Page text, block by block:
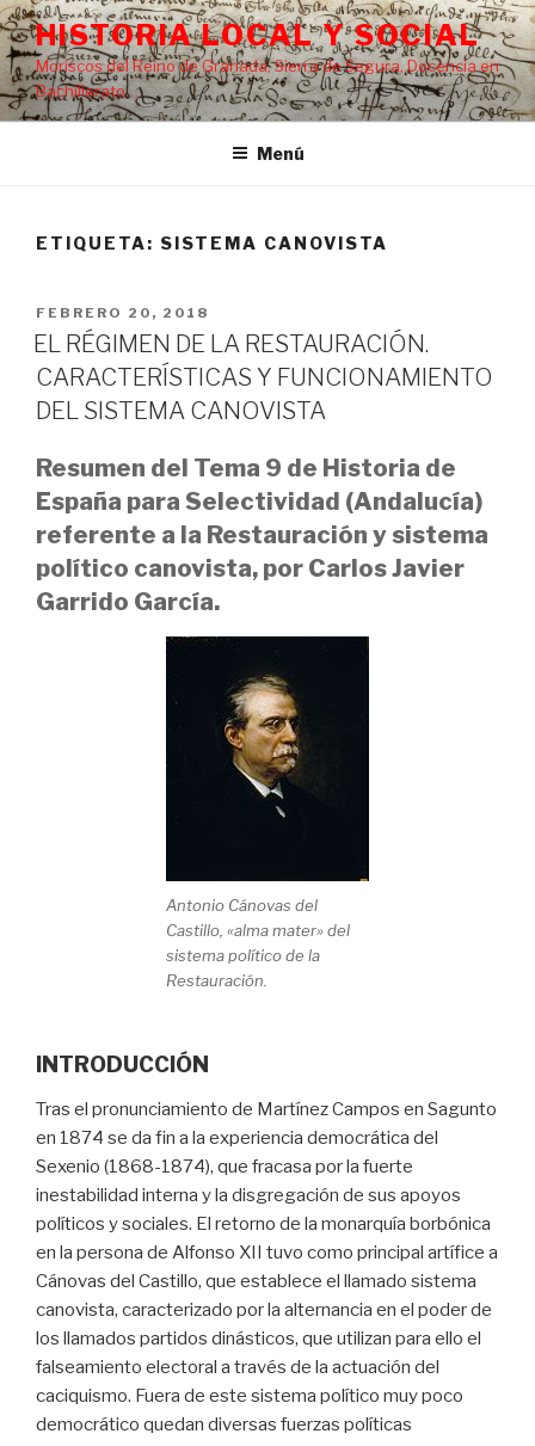
Saltar
al
contenido
HISTORIA LOCAL Y SOCIAL
Moriscos del Reino de Granada, Sierra de Segura, Docencia en
Bachillerato…
Menú
ETIQUETA: SISTEMA CANOVISTA
PUBLICADO
EL
FEBRERO 20, 2018
EL RÉGIMEN DE LA RESTAURACIÓN.
CARACTERÍSTICAS Y FUNCIONAMIENTO
DEL SISTEMA CANOVISTA
Resumen del Tema 9 de Historia de
España para Selectividad (Andalucía)
referente a la Restauración y sistema
político canovista, por Carlos Javier
Garrido García.
Antonio Cánovas del
Castillo, «alma mater» del
sistema político de la
Restauración.
INTRODUCCIÓN
Tras el pronunciamiento de Martínez Campos en Sagunto
en 1874 se da fin a la experiencia democrática del
Sexenio (1868-1874), que fracasa por la fuerte
inestabilidad interna y la disgregación de sus apoyos
políticos y sociales. El retorno de la monarquía borbónica
en la persona de Alfonso XII tuvo como principal artífice a
Cánovas del Castillo, que establece el llamado sistema
canovista, caracterizado por la alternancia en el poder de
los llamados partidos dinásticos, que utilizan para ello el
falseamiento electoral a través de la actuación del
caciquismo. Fuera de este sistema político muy poco
democrático quedan diversas fuerzas políticas